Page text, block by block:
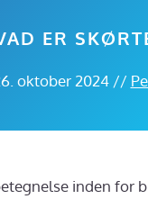
ER
oktober 2024//
inden for